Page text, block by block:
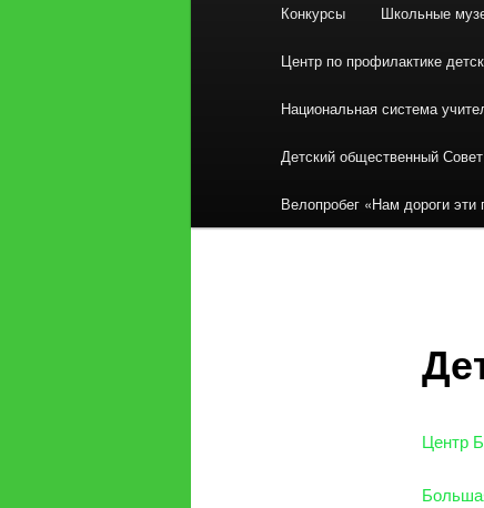
Конкурсы Школьные
Центр по профилактике
Национальная система
Детский общественный
Велопробег «Нам дороги эти
Центр